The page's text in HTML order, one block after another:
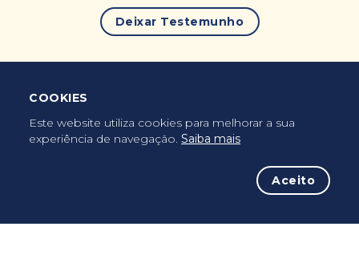
COOKIES
Este website utiliza cookies para melhorar a sua
experiência de navegação. Saiba mais
Aceito
Deixar Testemunho
Uma vez peregrino, peregrino para sempre...